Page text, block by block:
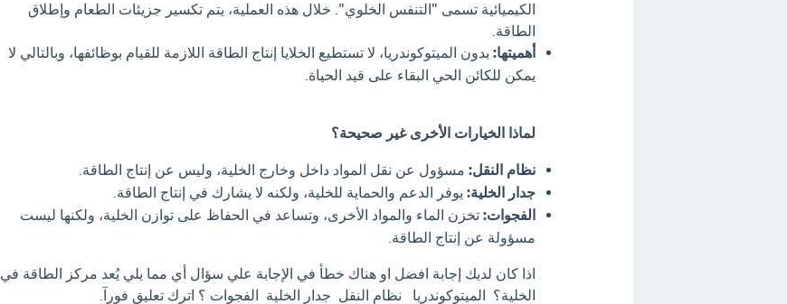
الكيميائية تسمى "التنفس الخلوي". خلال هذه العملية، يتم تكسير جزيئات الطعام وإطلاق
الطاقة.
أهميتها: بدون الميتوكوندريا، لا تستطيع الخلايا إنتاج الطاقة اللازمة للقيام بوظائفها، وبالتالي لا
يمكن للكائن الحي البقاء على قيد الحياة.
لماذا الخيارات الأخرى غير صحيحة؟
نظام النقل: مسؤول عن نقل المواد داخل وخارج الخلية، وليس عن إنتاج الطاقة.
جدار الخلية: يوفر الدعم والحماية للخلية، ولكنه لا يشارك في إنتاج الطاقة.
الفجوات: تخزن الماء والمواد الأخرى، وتساعد في الحفاظ على توازن الخلية، ولكنها ليست
مسؤولة عن إنتاج الطاقة.
اذا كان لديك إجابة افضل او هناك خطأ في الإجابة علي سؤال أي مما يلي يُعد مركز الطاقة في
الخلية؟ الميتوكوندريا نظام النقل جدار الخلية الفجوات ؟ اترك تعليق فورآ.